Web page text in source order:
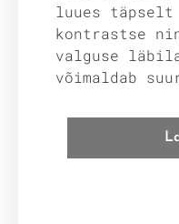
luues täpselt
kontrastse
valguse
võimaldab